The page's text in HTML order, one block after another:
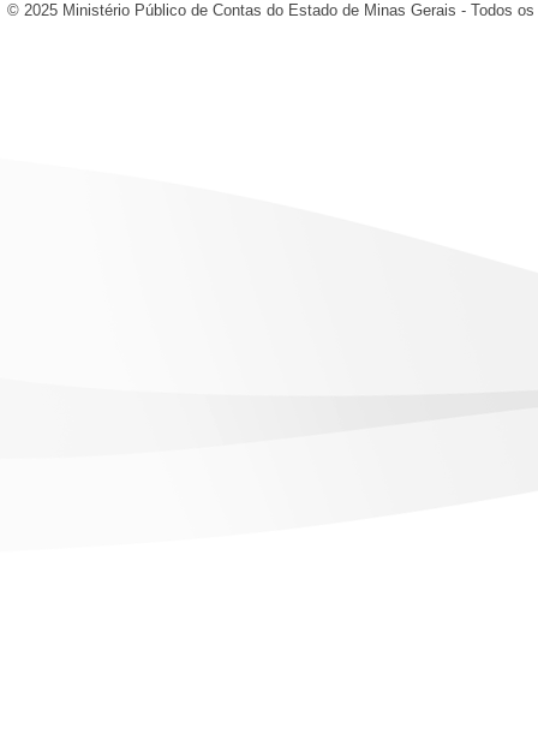
© 2025 Ministério Público de Contas do Estado de Minas Gerais - Todos